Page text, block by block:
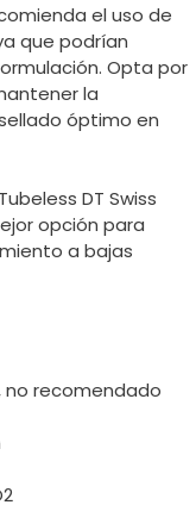
el uso de
que podrían
Opta por
la
óptimo en
DT Swiss
opción para
a bajas
no recomendado